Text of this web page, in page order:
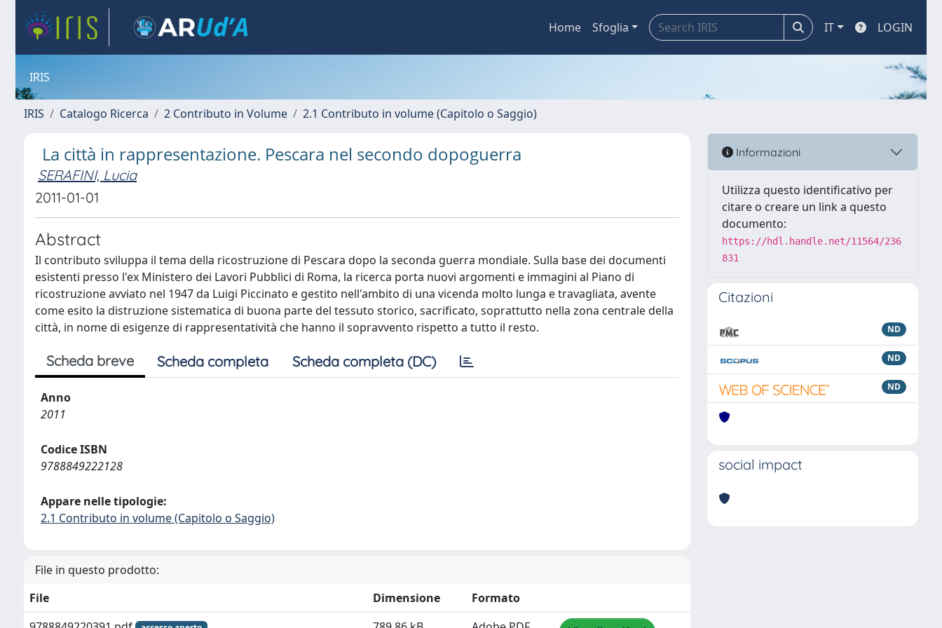
Home Sfoglia IT LOGIN
IRIS
IRIS Catalogo Ricerca 2 Contributo in Volume 2.1 Contributo in volume (Capitolo o Saggio)
La città in rappresentazione. Pescara nel secondo dopoguerra
SERAFINI, Lucia
2011-01-01
Abstract
Il contributo sviluppa il tema della ricostruzione di Pescara dopo la seconda guerra mondiale. Sulla base dei documenti
esistenti presso l'ex Ministero dei Lavori Pubblici di Roma, la ricerca porta nuovi argomenti e immagini al Piano di
ricostruzione avviato nel 1947 da Luigi Piccinato e gestito nell'ambito di una vicenda molto lunga e travagliata, avente
come esito la distruzione sistematica di buona parte del tessuto storico, sacrificato, soprattutto nella zona centrale della
città, in nome di esigenze di rappresentatività che hanno il sopravvento rispetto a tutto il resto.
Scheda breve Scheda completa Scheda completa (DC)
Anno
2011
Codice ISBN
9788849222128
Appare nelle tipologie:
2.1 Contributo in volume (Capitolo o Saggio)
File in questo prodotto:
File
Dimensione
Formato
Informazioni
Utilizza questo identificativo per
citare o creare un link a questo
documento:
https://hdl.handle.net/11564/236
831
Citazioni
ND
ND
ND
social impact